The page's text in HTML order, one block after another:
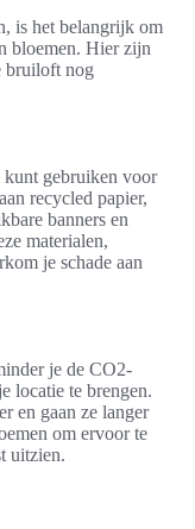
is het belangrijk om
bloemen. Hier zijn
bruiloft nog
kunt gebruiken voor
recycled papier,
banners en
materialen,
je schade aan
je de CO2-
locatie te brengen.
en gaan ze langer
om ervoor te
uitzien.